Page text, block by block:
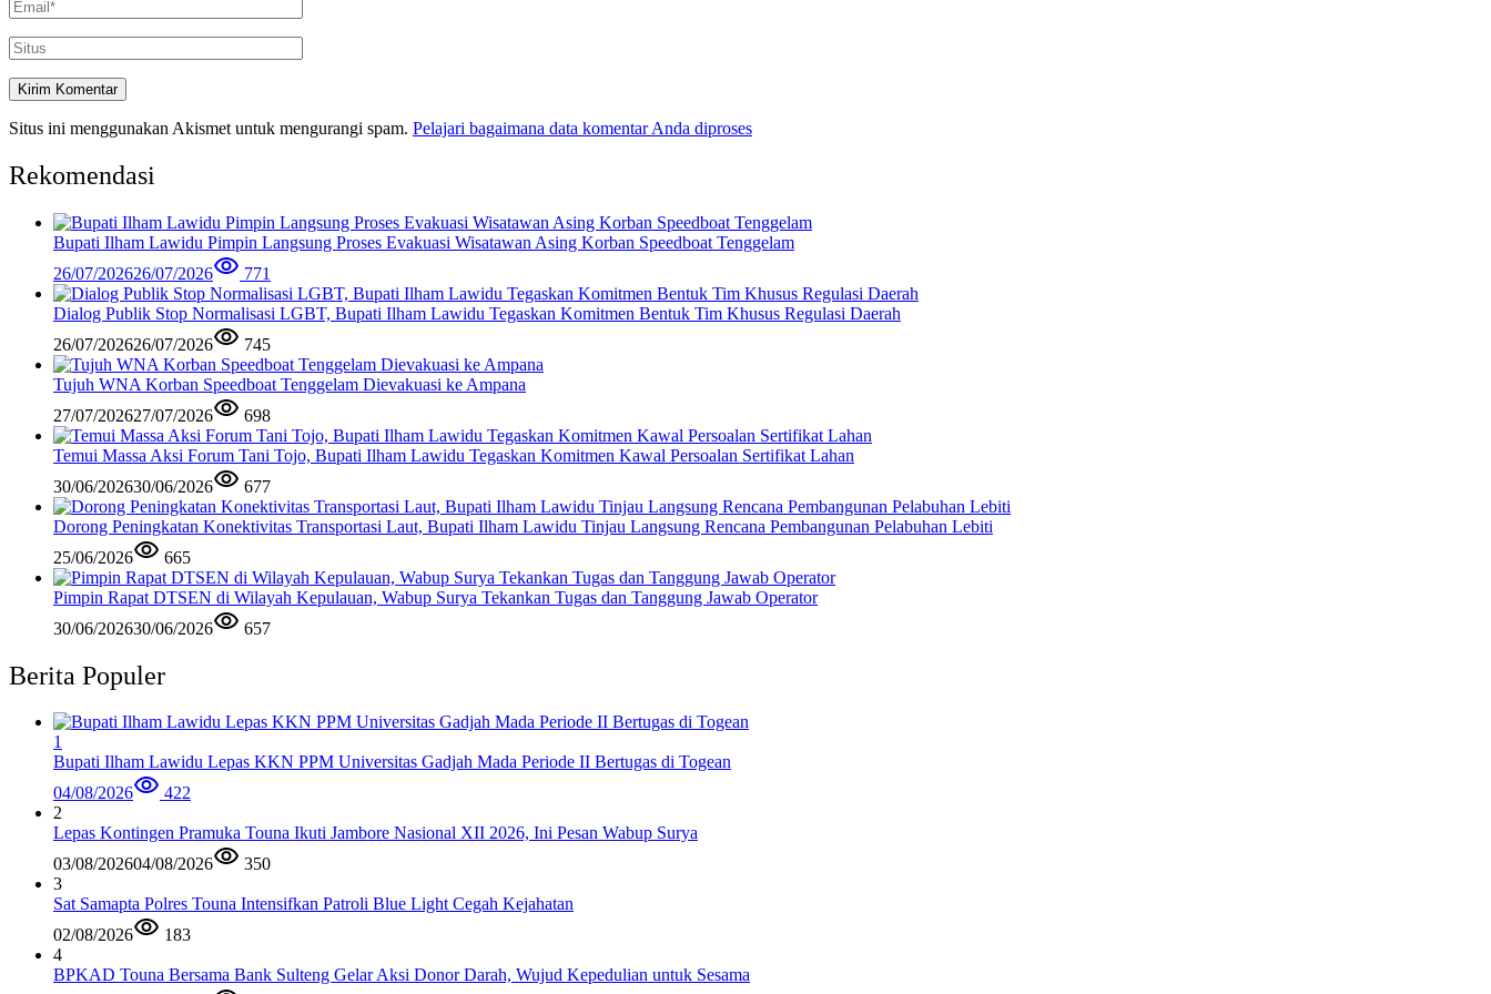
Situs ini menggunakan Akismet untuk mengurangi spam. Pelajari bagaimana data komentar Anda diproses
Rekomendasi
Bupati Ilham Lawidu Pimpin Langsung Proses Evakuasi Wisatawan Asing Korban Speedboat Tenggelam
26/07/202626/07/2026 771
Dialog Publik Stop Normalisasi LGBT, Bupati Ilham Lawidu Tegaskan Komitmen Bentuk Tim Khusus Regulasi Daerah
26/07/202626/07/2026 745
Tujuh WNA Korban Speedboat Tenggelam Dievakuasi ke Ampana
27/07/202627/07/2026 698
Temui Massa Aksi Forum Tani Tojo, Bupati Ilham Lawidu Tegaskan Komitmen Kawal Persoalan Sertifikat Lahan
30/06/202630/06/2026 677
Dorong Peningkatan Konektivitas Transportasi Laut, Bupati Ilham Lawidu Tinjau Langsung Rencana Pembangunan Pelabuhan Lebiti
25/06/2026
665
Pimpin Rapat DTSEN di Wilayah Kepulauan, Wabup Surya Tekankan Tugas dan Tanggung Jawab Operator
30/06/202630/06/2026 657
Berita Populer
1
Bupati Ilham Lawidu Lepas KKN PPM Universitas Gadjah Mada Periode II Bertugas di Togean
04/08/2026
422
2
Lepas Kontingen Pramuka Touna Ikuti Jambore Nasional XII 2026, Ini Pesan Wabup Surya
03/08/202604/08/2026
350
3
Sat Samapta Polres Touna Intensifkan Patroli Blue Light Cegah Kejahatan
02/08/2026
183
4
BPKAD Touna Bersama Bank Sulteng Gelar Aksi Donor Darah, Wujud Kepedulian untuk Sesama